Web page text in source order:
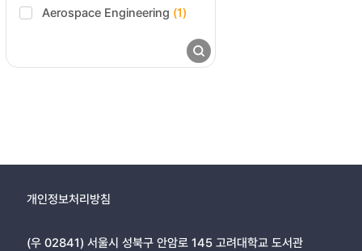
Aerospace Engineering (1)
개인정보처리방침
(우 02841) 서울시 성북구 안암로 145 고려대학교 도서관